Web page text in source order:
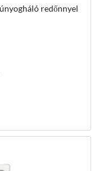
redőnnyel